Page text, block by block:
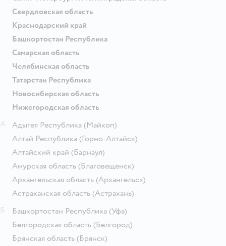
Свердловская область
Краснодарский край
Башкортостан Республика
Самарская область
Челябинская область
Татарстан Республика
Новосибирская область
Нижегородская область
Адыгея Республика (Майкоп)
Алтай Республика (Горно-Алтайск)
Алтайский край (Барнаул)
Амурская область (Благовещенск)
Архангельская область (Архангельск)
Астраханская область (Астрахань)
Башкортостан Республика (Уфа)
Белгородская область (Белгород)
Брянская область (Брянск)